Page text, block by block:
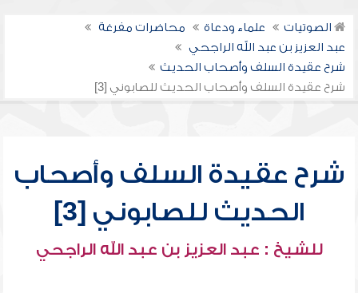
الصوتيات علماء ودعاة
محاضرات مفرغة
عبد العزيز بن عبد الله الراجحي
شرح عقيدة السلف وأصحاب الحديث
شرح عقيدة السلف وأصحاب الحديث للصابوني [3]
شرح عقيدة السلف وأصحاب
الحديث للصابوني [3]
للشيخ : عبد العزيز بن عبد الله الراجحي